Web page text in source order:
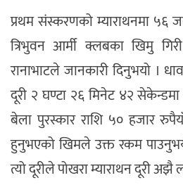
प्रथम संस्करणको म्याराथनमा ५६
त्रिभुवन आर्मी क्लबका खिमु
रानाभाटले जानकारी दिनुभयो ।
दूरी २ घण्टा २६ मिनेट ४२ सेकेन्डमा
बेला पुरस्कार राशि ५० हजार
हुनुभएको खिमले उक्त रकम
त्यो दूरीले पोखरा म्याराथन दूरी अझै